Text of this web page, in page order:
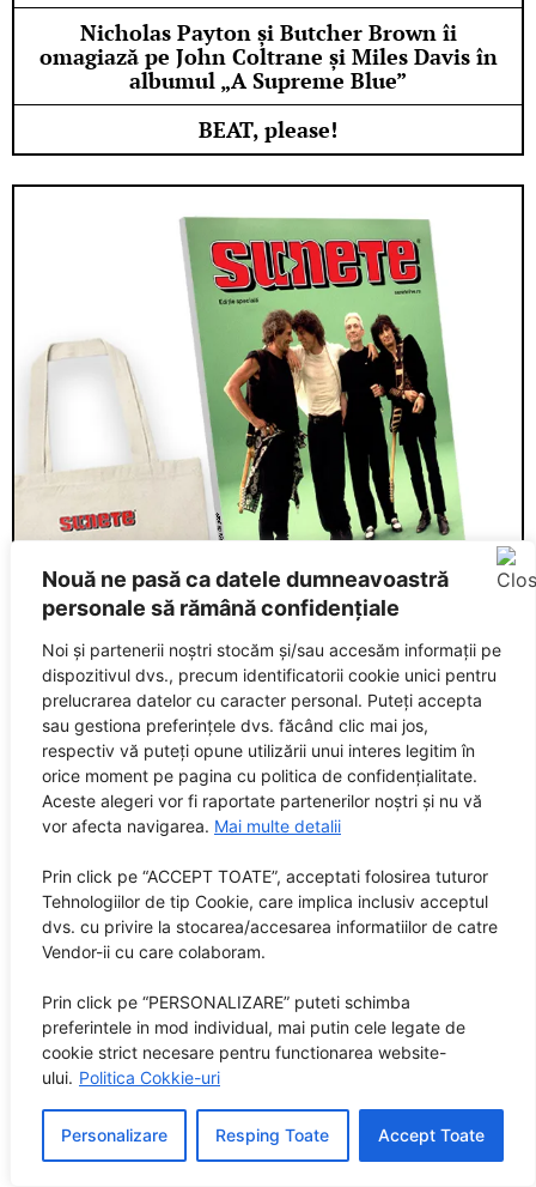
Nouă ne pasă ca datele dumneavoastră
personale să rămână confidențiale
Noi și partenerii noștri stocăm și/sau accesăm informații pe
dispozitivul dvs., precum identificatorii cookie unici pentru
prelucrarea datelor cu caracter personal. Puteți accepta
sau gestiona preferințele dvs. făcând clic mai jos,
respectiv vă puteți opune utilizării unui interes legitim în
orice moment pe pagina cu politica de confidențialitate.
Aceste alegeri vor fi raportate partenerilor noștri și nu vă
vor afecta navigarea. Mai multe detalii
Prin click pe “ACCEPT TOATE”, acceptati folosirea tuturor
Tehnologiilor de tip Cookie, care implica inclusiv acceptul
dvs. cu privire la stocarea/accesarea informatiilor de catre
Vendor-ii cu care colaboram.
Prin click pe “PERSONALIZARE” puteti schimba
preferintele in mod individual, mai putin cele legate de
cookie strict necesare pentru functionarea website-
ului. Politica Cokkie-uri
Personalizare Resping Toate Accept Toate
Nicholas Payton și Butcher Brown îi
omagiază pe John Coltrane și Miles Davis în
albumul „A Supreme Blue”
BEAT, please!
Video | Sunete
Carly Rae Jepsen lansează un single și
Ellie Goulding lansează videoclipul oficial
pentru noul single „Ravers”, extras de pe
viitorul album „I Know Too Much”
Colonist pe Lună – „Noi nu știm”
Twice Louder lansează „Ziduri de fum”
The Last Dinner Party lansează noul single
„Knocking At The Sky” și ediția deluxe a
albumului „From The Pyre”